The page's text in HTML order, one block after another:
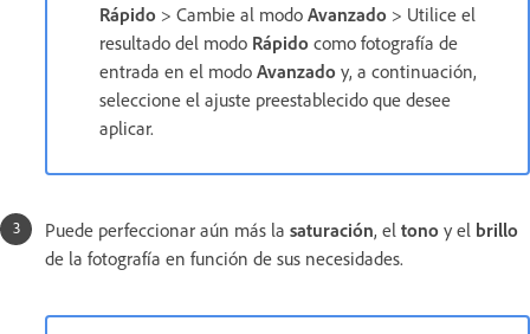
Rápido > Cambie al modo Avanzado > Utilice el
resultado del modo Rápido como fotografía de
entrada en el modo Avanzado y, a continuación,
seleccione el ajuste preestablecido que desee
aplicar.
Puede perfeccionar aún más la saturación, el tono y el brillo
de la fotografía en función de sus necesidades.